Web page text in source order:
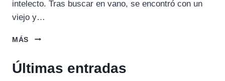
intelecto. Tras buscar en vano, se encontró con un
viejo y…
MÁS
EL
EL
Últimas entradas